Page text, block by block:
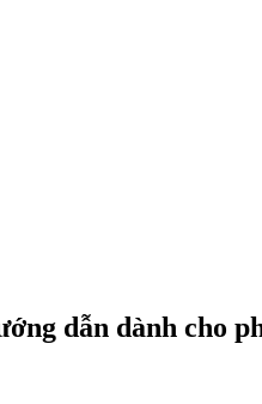
dẫn dành cho